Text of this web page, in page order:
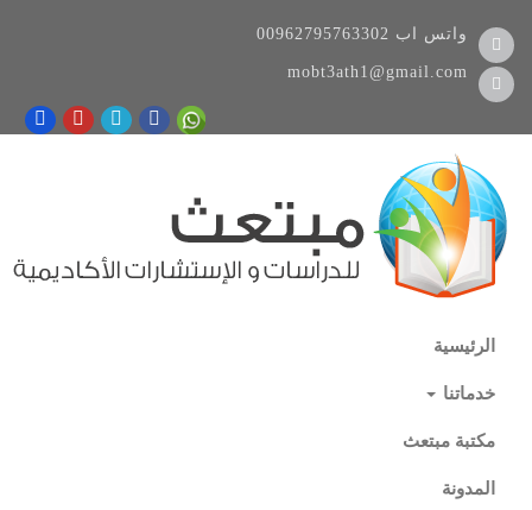
00962795763302 واتس اب
mobt3ath1@gmail.com
الرئيسية
خدماتنا
مكتبة مبتعث
المدونة